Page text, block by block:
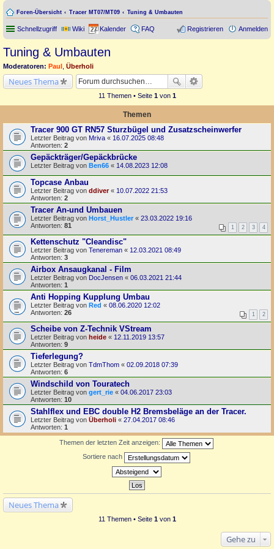
Foren-Übersicht Tracer MT07/MT09 Tuning & Umbauten
Schnellzugriff Wiki Kalender FAQ Anmelden
Registrieren
Tuning & Umbauten
Moderatoren: Paul Überholi
Neues Thema
11 Themen • Seite 1von 1
Themen
Tracer 900 GT RN57 Sturzbügel und Zusatzscheinwerfer
Letzter Beitrag von Mriva « 16.07.2025 08:48
Antworten: 2
Gepäckträger/Gepäckbrücke
Letzter Beitrag von Ben66 « 14.08.2023 12:08
Topcase Anbau
Letzter Beitrag von ddiver« 10.07.2022 21:53
Antworten: 2
Tracer An-und Umbauen
Letzter Beitrag von Horst_Hustler « 23.03.2022 19:16
Antworten: 81 1 2 3 4
Kettenschutz "Cleandisc"
Letzter Beitrag von Tenereman « 12.03.2021 08:49
Antworten: 3
Airbox Ansaugkanal - Film
Letzter Beitrag von DocJensen « 06.03.2021 21:44
Antworten: 1
Anti Hopping Kupplung Umbau
Letzter Beitrag von Red « 08.06.2020 12:02
Antworten: 26 1 2
Scheibe von Z-Technik VStream
Letzter Beitrag von heide « 12.11.2019 13:57
Antworten: 9
Tieferlegung?
Letzter Beitrag von TdmThom « 02.09.2018 07:39
Antworten: 6
Windschild von Touratech
Letzter Beitrag von gert_rie « 04.06.2017 23:03
Antworten: 10
Stahlflex und EBC double H2 Bremsbeläge an der Tracer.
Letzter Beitrag von Überholi « 27.04.2017 08:46
Antworten: 1
Themen der letzten Zeit anzeigen:
Sortiere nach
Neues Thema
11 Themen • Seite 1von 1
Gehe zu